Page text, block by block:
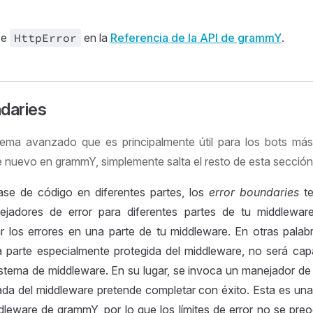
HttpError en la Referencia de la API de grammY.
avanzado que es principalmente útil para los bots
nuevo en grammY, simplemente salta el resto de esta
de código en diferentes partes, los error boundaries
de error para diferentes partes de tu
los errores en una parte de tu middleware. En otras
parte especialmente protegida del middleware, no será
de middleware. En su lugar, se invoca un manejador
del middleware pretende completar con éxito. Esta es
de grammY, por lo que los límites de error no se